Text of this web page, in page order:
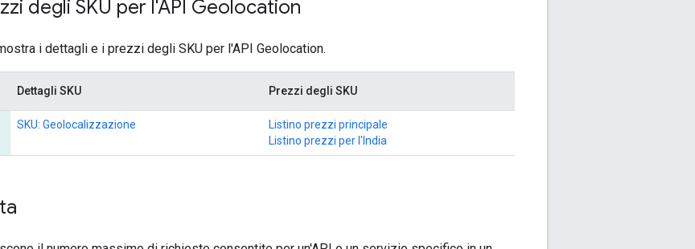
degli SKU per l'API Geolocation
i dettagli e i prezzi degli SKU per l'API Geolocation.
Dettagli SKU Prezzi degli SKU
SKU: Geolocalizzazione
Listino prezzi principale
Listino prezzi per l'India